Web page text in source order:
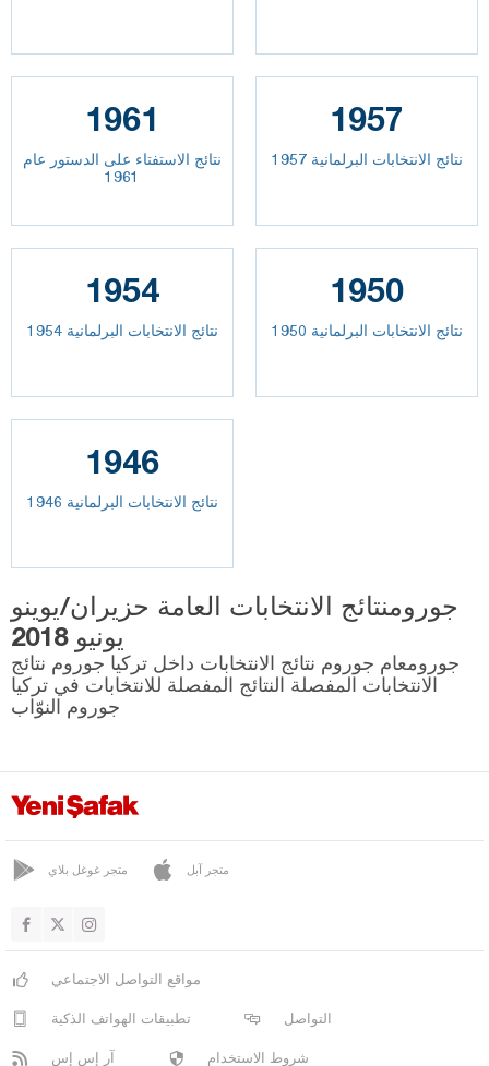
1961
نتائج الاستفتاء على الدستور عام
1961
1957
نتائج الانتخابات البرلمانية 1957
1954
نتائج الانتخابات البرلمانية 1954
1950
نتائج الانتخابات البرلمانية 1950
1946
نتائج الانتخابات البرلمانية 1946
جورومنتائج الانتخابات العامة حزيران/يوينو
يونيو 2018
جورومعام جوروم نتائج الانتخابات داخل تركيا جوروم نتائج
الانتخابات المفصلة النتائج المفصلة للانتخابات في تركيا
جوروم النوّاب
متجر غوغل بلاي متجر آبل
مواقع التواصل الاجتماعي
تطبيقات الهواتف الذكية التواصل
آر إس إس شروط الاستخدام